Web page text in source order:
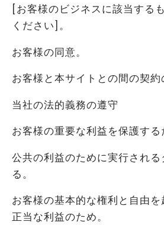
[お客様のビジネスに該当する
ください]。
お客様の同意。
お客様と本サイトとの間の契約
当社の法的義務の遵守
お客様の重要な利益を保護する
公共の利益のために実行され
る。
お客様の基本的な権利と自由
正当な利益のため。